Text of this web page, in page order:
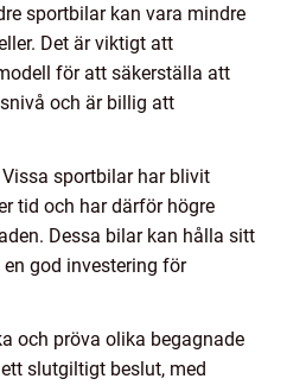
sportbilar kan vara mindre
Det är viktigt att
för att säkerställa att
och är billig att
sportbilar har blivit
tid och har därför högre
Dessa bilar kan hålla sitt
god investering för
och pröva olika begagnade
slutgiltigt beslut, med